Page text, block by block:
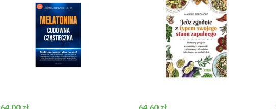
Cena Cena